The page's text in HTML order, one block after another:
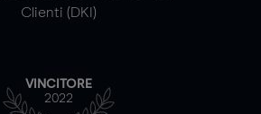
Clienti (DKI)
VINCITORE
2022